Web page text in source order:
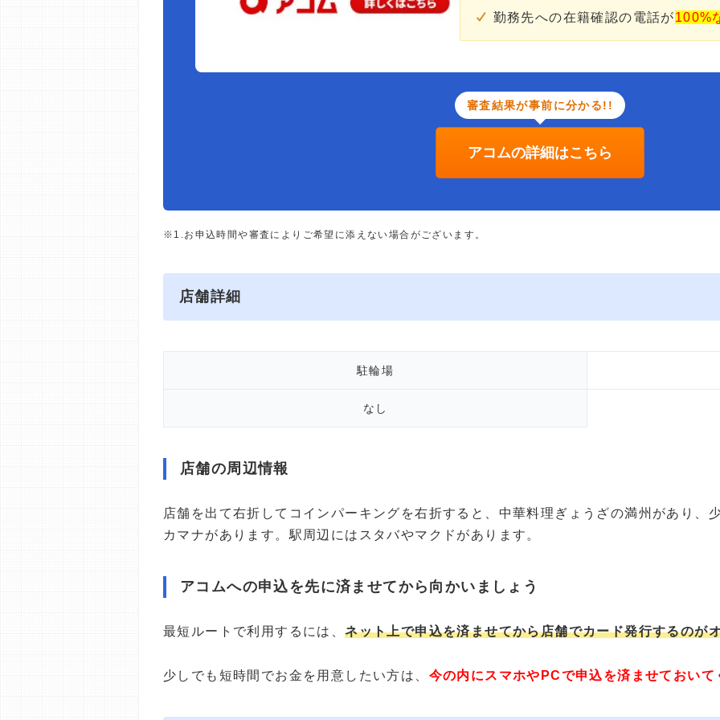
勤務先への在籍確認の電話が100%
審査結果が事前に分かる!!
アコムの詳細はこちら
※1.お申込時間や審査によりご希望に添えない場合がございます。
店舗詳細
駐輪場
なし
店舗の周辺情報
店舗を出て右折してコインパーキングを右折すると、中華料理ぎょうざの満州があり、
カマナがあります。駅周辺にはスタバやマクドがあります。
アコムへの申込を先に済ませてから向かいましょう
最短ルートで利用するには、ネット上で申込を済ませてから店舗でカード発行するのが
少しでも短時間でお金を用意したい方は、 今の内にスマホやPCで申込を済ませておいて